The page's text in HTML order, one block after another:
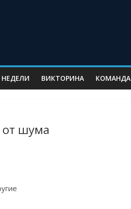
ВИКТОРИНА КОМАНДА
от шума